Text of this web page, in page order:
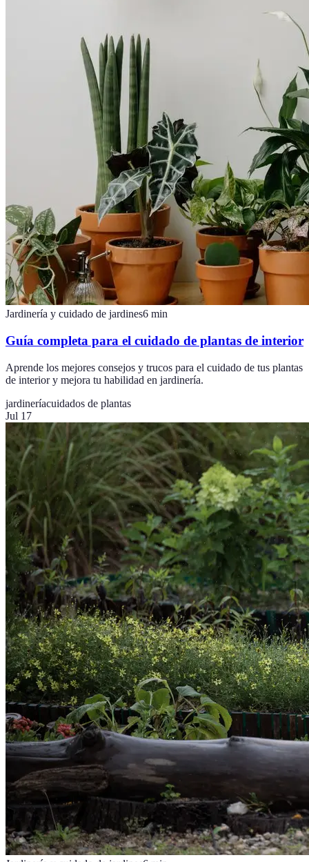
Jardinería y cuidado de jardines6 min
Guía completa para el cuidado de plantas de interior
Aprende los mejores consejos y trucos para el cuidado de tus plantas
de interior y mejora tu habilidad en jardinería.
jardineríacuidados de plantas
Jul 17